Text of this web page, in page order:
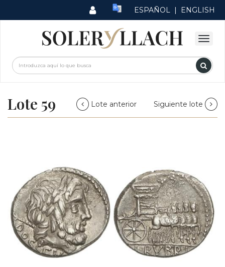
ESPAÑOL | ENGLISH
Lote 59 Lote anterior Siguiente lote